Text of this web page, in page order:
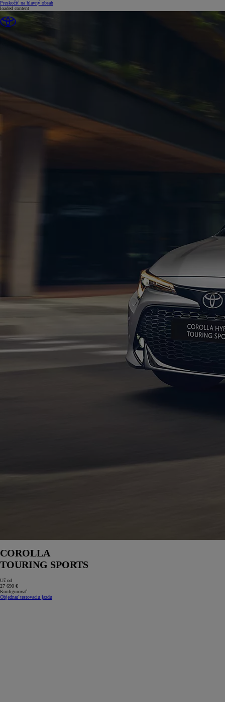
Preskočiť na hlavný obsah(Press Enter)
loaded content
COROLLA
TOURING SPORTS
Už od
27 690 €
Konfigurovať
Objednať testovaciu jazdu